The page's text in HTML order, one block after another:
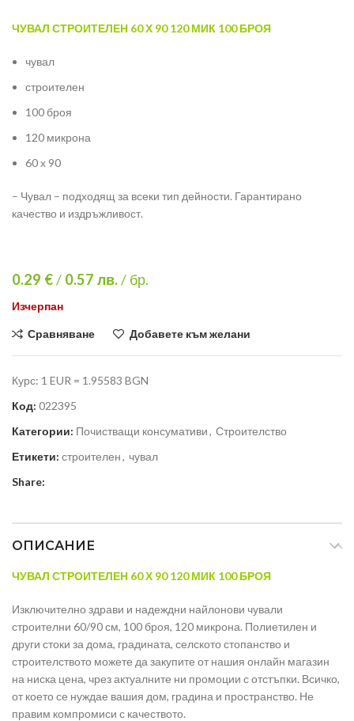
ЧУВАЛ СТРОИТЕЛЕН 60 Х 90 120 МИК 100БРОЯ
чувал
строителен
100 броя
120 микрона
60 х 90
– Чувал – подходящ за всеки тип дейности. Гарантирано
качество и издръжливост.
0.29 €/ 0.57 лв./ бр.
Изчерпан
Сравняване Добавете към желани
Курс: 1 EUR = 1.95583 BGN
Код: 022395
Категории: Почистващи консумативи, Строителство
Етикети: строителен, чувал
Share:
ОПИСАНИЕ
ЧУВАЛ СТРОИТЕЛЕН 60 Х 90 120 МИК 100БРОЯ
Изключително здрави и надеждни найлонови чували
строителни 60/90 см, 100 броя, 120 микрона. Полиетилен и
други стоки за дома, градината, селското стопанство и
строителството можете да закупите от нашия онлайн магазин
на ниска цена, чрез актуалните ни промоции с отстъпки. Всичко,
от което се нуждае вашия дом, градина и пространство. Не
правим компромиси с качеството.